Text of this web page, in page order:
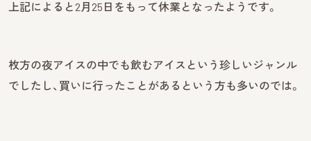
上記によると2月25日をもって休業となったようです。
枚方の夜アイスの中でも飲むアイスという珍しいジャンル
でしたし、買いに行ったことがあるという方も多いのでは。